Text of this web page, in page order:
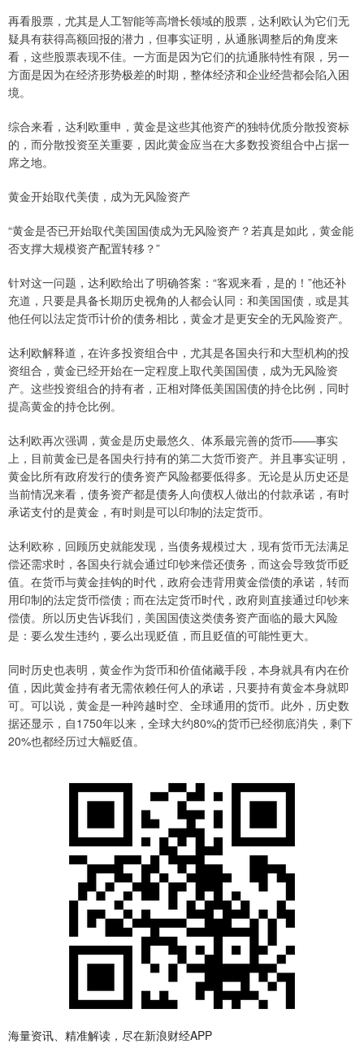
再看股票，尤其是人工智能等高增长领域的股票，达利欧认为它们无
疑具有获得高额回报的潜力，但事实证明，从通胀调整后的角度来
看，这些股票表现不佳。一方面是因为它们的抗通胀特性有限，另一
方面是因为在经济形势极差的时期，整体经济和企业经营都会陷入困
境。​
综合来看，达利欧重申，黄金是这些其他资产的独特优质分散投资标
的，而分散投资至关重要，因此黄金应当在大多数投资组合中占据一
席之地。​
黄金开始取代美债，成为无风险资产
“黄金是否已开始取代美国国债成为无风险资产？若真是如此，黄金能
否支撑大规模资产配置转移？”
针对这一问题，达利欧给出了明确答案：“客观来看，是的！”他还补
充道，只要是具备长期历史视角的人都会认同：和美国国债，或是其
他任何以法定货币计价的债务相比，黄金才是更安全的无风险资产。​
达利欧解释道，在许多投资组合中，尤其是各国央行和大型机构的投
资组合，黄金已经开始在一定程度上取代美国国债，成为无风险资
产。这些投资组合的持有者，正相对降低美国国债的持仓比例，同时
提高黄金的持仓比例。​
达利欧再次强调，黄金是历史最悠久、体系最完善的货币——事实
上，目前黄金已是各国央行持有的第二大货币资产。并且事实证明，
黄金比所有政府发行的债务资产风险都要低得多。无论是从历史还是
当前情况来看，债务资产都是债务人向债权人做出的付款承诺，有时
承诺支付的是黄金，有时则是可以印制的法定货币。
达利欧称，回顾历史就能发现，当债务规模过大，现有货币无法满足
偿还需求时，各国央行就会通过印钞来偿还债务，而这会导致货币贬
值。在货币与黄金挂钩的时代，政府会违背用黄金偿债的承诺，转而
用印制的法定货币偿债；而在法定货币时代，政府则直接通过印钞来
偿债。所以历史告诉我们，美国国债这类债务资产面临的最大风险
是：要么发生违约，要么出现贬值，而且贬值的可能性更大。
同时历史也表明，黄金作为货币和价值储藏手段，本身就具有内在价
值，因此黄金持有者无需依赖任何人的承诺，只要持有黄金本身就即
可。可以说，黄金是一种跨越时空、全球通用的货币。​此外，历史数
据还显示，自1750年以来，全球大约80%的货币已经彻底消失，剩下
20%也都经历过大幅贬值。
海量资讯、精准解读，尽在新浪财经APP